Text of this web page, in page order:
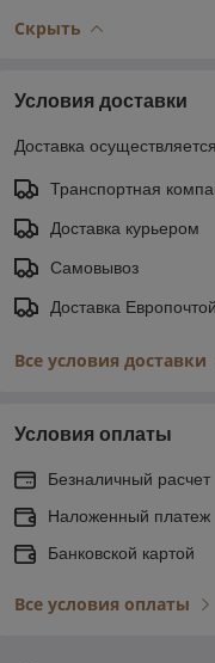
Скрыть
Условия доставки
Доставка
Транспортная
Доставка курьером
Самовывоз
Доставка Европочтой
Все условия доставки
Условия оплаты
Безналичный расчет
Наложенный платеж
Банковской картой
Все условия оплаты